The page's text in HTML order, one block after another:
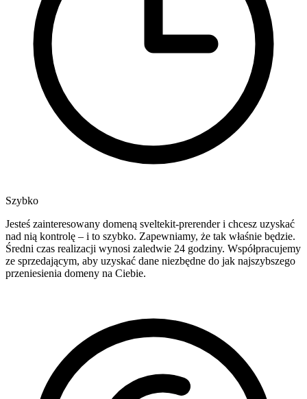
Szybko
Jesteś zainteresowany domeną sveltekit-prerender i chcesz uzyskać
nad nią kontrolę – i to szybko. Zapewniamy, że tak właśnie będzie.
Średni czas realizacji wynosi zaledwie 24 godziny. Współpracujemy
ze sprzedającym, aby uzyskać dane niezbędne do jak najszybszego
przeniesienia domeny na Ciebie.